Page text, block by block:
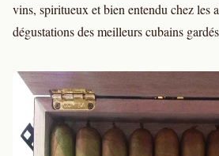
vins, spiritueux et bien entendu chez les
dégustations des meilleurs cubains